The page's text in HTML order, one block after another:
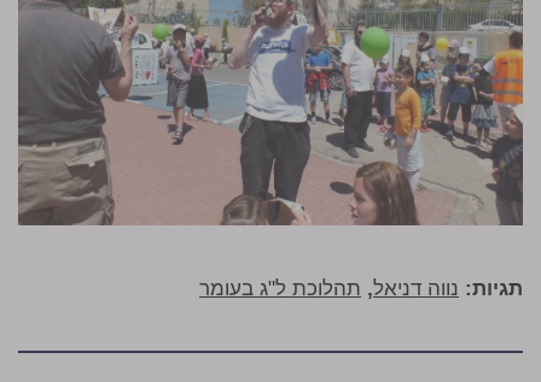
תגיות: נווה דניאל, תהלוכת ל"ג בעומר